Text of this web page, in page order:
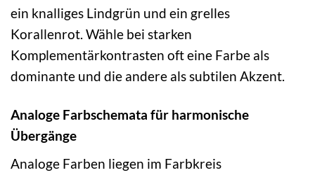
ein knalliges Lindgrün und ein grelles
Korallenrot. Wähle bei starken
Komplementärkontrasten oft eine Farbe als
dominante und die andere als subtilen Akzent.
Analoge Farbschemata für harmonische
Übergänge
Analoge Farben liegen im Farbkreis